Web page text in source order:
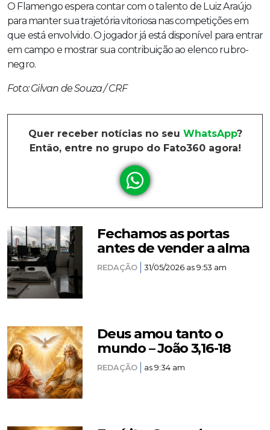
O Flamengo espera contar com o talento de Luiz Araújo
para manter sua trajetória vitoriosa nas competições em
que está envolvido. O jogador já está disponível para entrar
em campo e mostrar sua contribuição ao elenco rubro-
negro.
Foto: Gilvan de Souza / CRF
Quer receber notícias no seu WhatsApp?
Então, entre no grupo do Fato360 agora!
Fechamos as portas
antes de vender a alma
REDAÇÃO 31/05/2026 as 9:53 am
Deus amou tanto o
mundo – João 3,16-18
REDAÇÃO as 9:34 am